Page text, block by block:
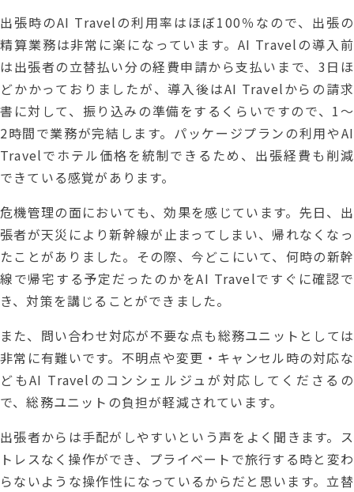
出張時のAI Travelの利用率はほぼ100％なので、出張の
精算業務は非常に楽になっています。AI Travelの導入前
は出張者の立替払い分の経費申請から支払いまで、3日ほ
どかかっておりましたが、導入後はAI Travelからの請求
書に対して、振り込みの準備をするくらいですので、1～
2時間で業務が完結します。パッケージプランの利用やAI
Travelでホテル価格を統制できるため、出張経費も削減
できている感覚があります。
危機管理の面においても、効果を感じています。先日、出
張者が天災により新幹線が止まってしまい、帰れなくなっ
たことがありました。その際、今どこにいて、何時の新幹
線で帰宅する予定だったのかをAI Travelですぐに確認で
き、対策を講じることができました。
また、問い合わせ対応が不要な点も総務ユニットとしては
非常に有難いです。不明点や変更・キャンセル時の対応な
どもAI Travelのコンシェルジュが対応してくださるの
で、総務ユニットの負担が軽減されています。
出張者からは手配がしやすいという声をよく聞きます。ス
トレスなく操作ができ、プライベートで旅行する時と変わ
らないような操作性になっているからだと思います。立替